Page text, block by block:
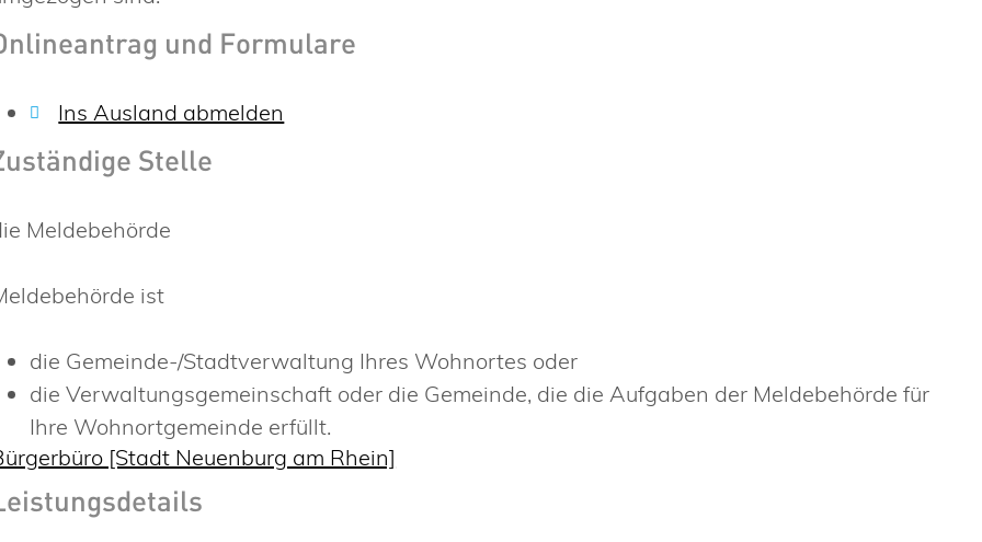
und Formulare
Ins Ausland abmelden
Stelle
Meldebehörde
ist
die Gemeinde-/Stadtverwaltung Ihres Wohnortes oder
die Verwaltungsgemeinschaft oder die Gemeinde, die die Aufgaben der Meldebehörde für
Ihre Wohnortgemeinde erfüllt.
[Stadt Neuenburg am Rhein]